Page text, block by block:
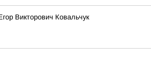
Викторович Ковальчук